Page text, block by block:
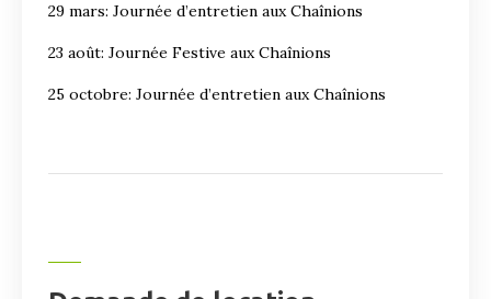
29 mars: Journée d’entretien aux Chaînions
23 août: Journée Festive aux Chaînions
25 octobre: Journée d’entretien aux Chaînions